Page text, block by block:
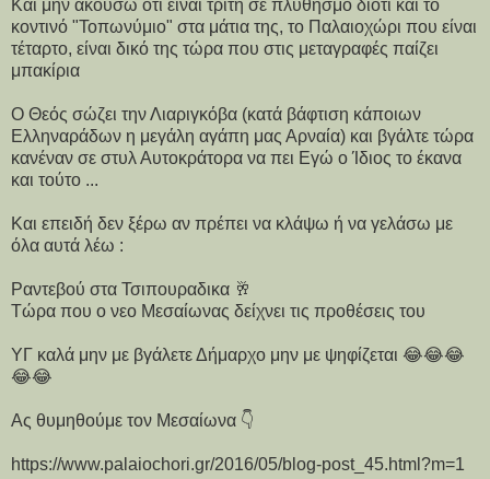
Και μην ακούσω ότι είναι τρίτη σε πλυθησμό διότι και το
κοντινό "Τοπωνύμιο" στα μάτια της, το Παλαιοχώρι που είναι
τέταρτο, είναι δικό της τώρα που στις μεταγραφές παίζει
μπακίρια
Ο Θεός σώζει την Λιαριγκόβα (κατά βάφτιση κάποιων
Ελληναράδων η μεγάλη αγάπη μας Αρναία) και βγάλτε τώρα
κανέναν σε στυλ Αυτοκράτορα να πει Εγώ ο Ίδιος το έκανα
και τούτο ...
Και επειδή δεν ξέρω αν πρέπει να κλάψω ή να γελάσω με
όλα αυτά λέω :
Ραντεβού στα Τσιπουραδικα 🥂
Τώρα που ο νεο Μεσαίωνας δείχνει τις προθέσεις του
ΥΓ καλά μην με βγάλετε Δήμαρχο μην με ψηφίζεται 😂😂😂
😂😂
Ας θυμηθούμε τον Μεσαίωνα 👇
https://www.palaiochori.gr/2016/05/blog-post_45.html?m=1